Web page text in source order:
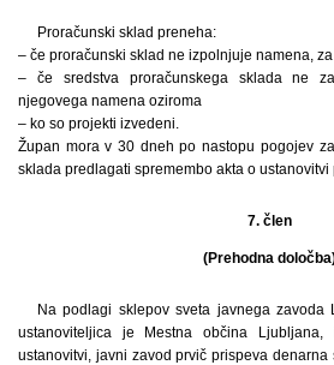
Proračunski sklad preneha:
– če proračunski sklad ne izpolnjuje namena,
– če sredstva proračunskega sklada ne
njegovega namena oziroma
– ko so projekti izvedeni.
Župan mora v 30 dneh po nastopu pogojev
sklada predlagati spremembo akta o ustanovitvi
7. člen
(Prehodna
Na podlagi sklepov sveta javnega zavoda
ustanoviteljica je Mestna občina
ustanovitvi, javni zavod prvič prispeva denarna